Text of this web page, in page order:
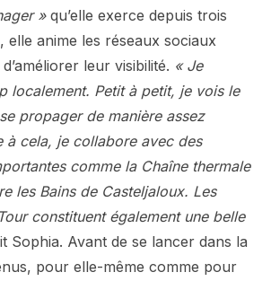
» qu’elle exerce depuis trois
elle anime les réseaux sociaux
leur visibilité. « Je
localement. Petit à petit, je vois le
propager de manière assez
à cela, je collabore avec des
comme la Chaîne thermale
les Bains de Casteljaloux. Les
constituent également une belle
Sophia. Avant de se lancer dans la
pour elle-même comme pour